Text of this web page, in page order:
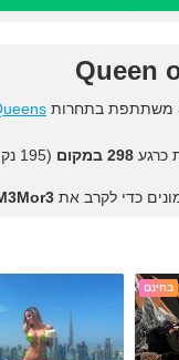
Queen
משתתפת בתחרות
כרגע 298 במקום (195 נקודות).
כדי לקרב את
בחינם